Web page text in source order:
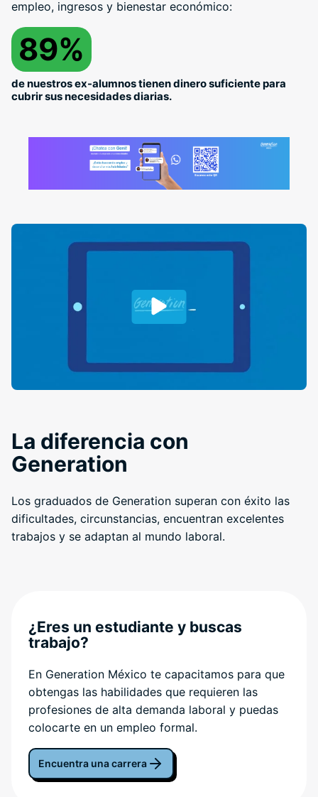
empleo, ingresos y bienestar económico:
89%
de nuestros ex-alumnos tienen dinero suficiente para
cubrir sus necesidades diarias.
La diferencia con
Generation
Los graduados de Generation superan con éxito las
dificultades, circunstancias, encuentran excelentes
trabajos y se adaptan al mundo laboral.
¿Eres un estudiante y buscas
trabajo?
En Generation México te capacitamos para que
obtengas las habilidades que requieren las
profesiones de alta demanda laboral y puedas
colocarte en un empleo formal.
Encuentra una carrera